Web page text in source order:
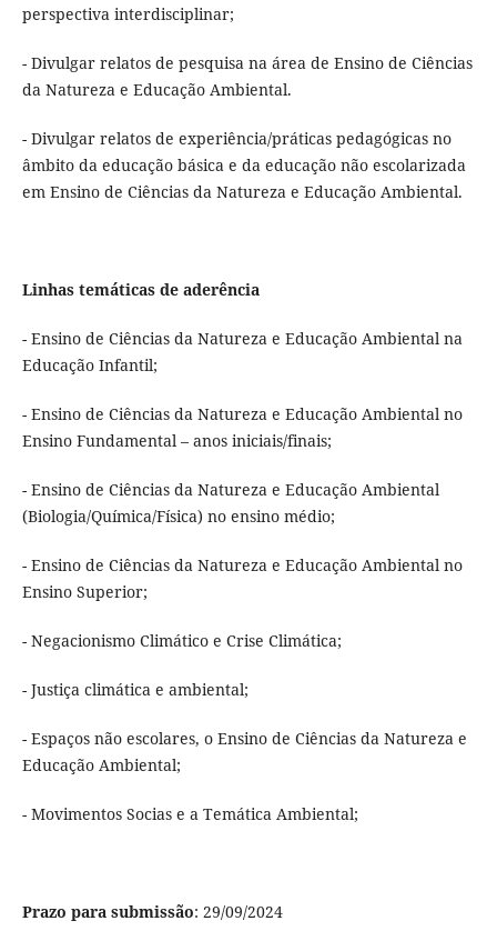
perspectiva interdisciplinar;
- Divulgar relatos de pesquisa na área de Ensino de Ciências
da Natureza e Educação Ambiental.
- Divulgar relatos de experiência/práticas pedagógicas no
âmbito da educação básica e da educação não escolarizada
em Ensino de Ciências da Natureza e Educação Ambiental.
Linhas temáticas de aderência
- Ensino de Ciências da Natureza e Educação Ambiental na
Educação Infantil;
- Ensino de Ciências da Natureza e Educação Ambiental no
Ensino Fundamental – anos iniciais/finais;
- Ensino de Ciências da Natureza e Educação Ambiental
(Biologia/Química/Física) no ensino médio;
- Ensino de Ciências da Natureza e Educação Ambiental no
Ensino Superior;
- Negacionismo Climático e Crise Climática;
- Justiça climática e ambiental;
- Espaços não escolares, o Ensino de Ciências da Natureza e
Educação Ambiental;
- Movimentos Socias e a Temática Ambiental;
Prazo para submissão: 29/09/2024